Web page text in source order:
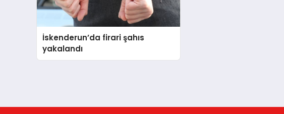
İskenderun’da firari şahıs
yakalandı